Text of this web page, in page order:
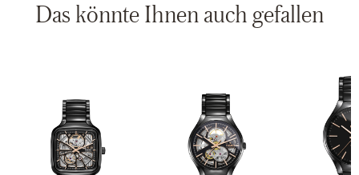
Das könnte Ihnen auch gefallen